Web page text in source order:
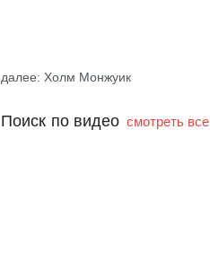
далее: Холм Монжуик
Поиск по видео смотреть все